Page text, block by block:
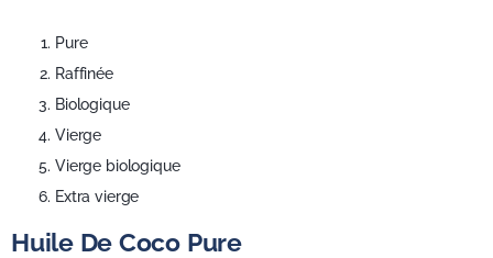
Pure
Raffinée
Biologique
Vierge
Vierge biologique
Extra vierge
Huile De Coco Pure